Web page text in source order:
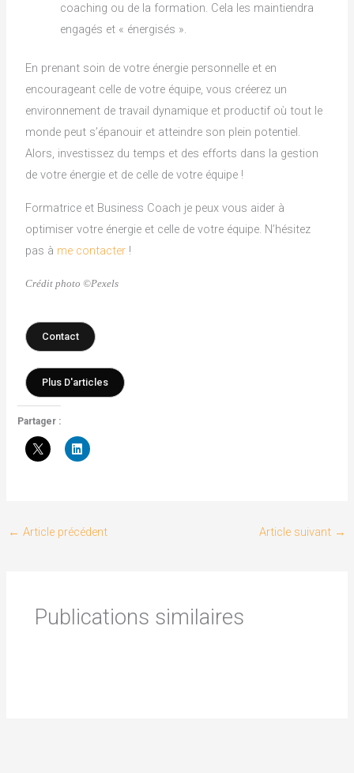
coaching ou de la formation. Cela les maintiendra
engagés et « énergisés ».
En prenant soin de votre énergie personnelle et en
encourageant celle de votre équipe, vous créerez un
environnement de travail dynamique et productif où tout le
monde peut s’épanouir et atteindre son plein potentiel.
Alors, investissez du temps et des efforts dans la gestion
de votre énergie et de celle de votre équipe !
Formatrice et Business Coach je peux vous aider à
optimiser votre énergie et celle de votre équipe. N’hésitez
pas à me contacter !
Crédit photo ©Pexels
Contact
Plus D'articles
Partager :
← Article précédent Article suivant →
Publications similaires